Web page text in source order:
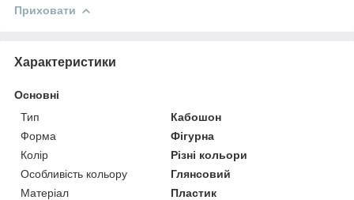
Приховати
Характеристики
Основні
Тип
Кабошон
Форма
Фігурна
Колір
Різні кольори
Особливість кольору
Глянсовий
Матеріал
Пластик